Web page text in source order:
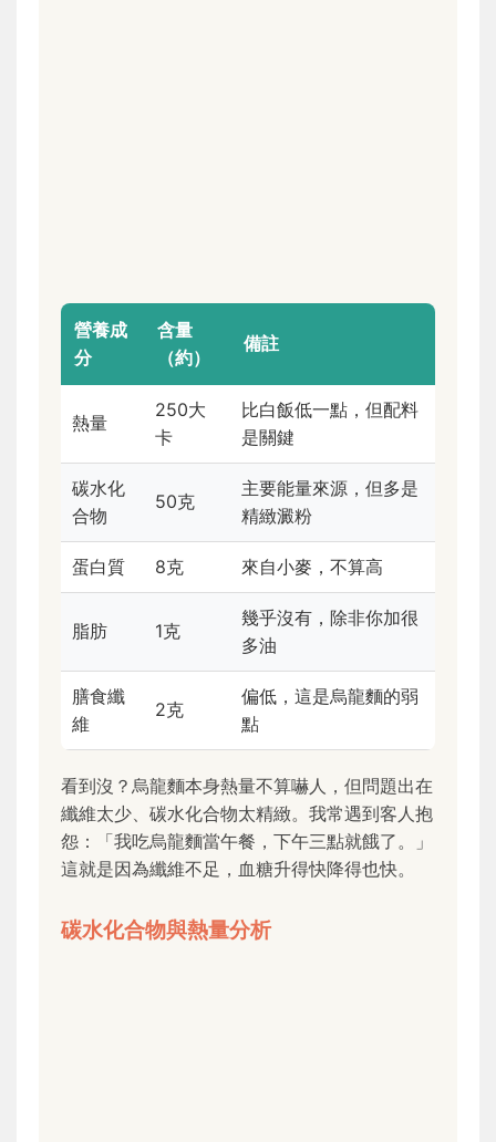
營養成
分
含量
（約）
備註
熱量
250大
卡
比白飯低一點，但配料
是關鍵
碳水化
合物
50克
主要能量來源，但多是
精緻澱粉
蛋白質 8克 來自小麥，不算高
脂肪 1克
幾乎沒有，除非你加很
多油
膳食纖
維
2克
偏低，這是烏龍麵的弱
點
看到沒？烏龍麵本身熱量不算嚇人，但問題出在
纖維太少、碳水化合物太精緻。我常遇到客人抱
怨：「我吃烏龍麵當午餐，下午三點就餓了。」
這就是因為纖維不足，血糖升得快降得也快。
碳水化合物與熱量分析